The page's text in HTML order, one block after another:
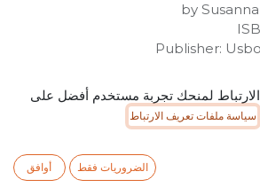
by
Publisher:
Dimensions:
A sparkling re-telling of the
stove, after he was trapped there
But no sooner has she freed
لمنحك تجربة مستخدم أفضل على
سياسة ملفات تعريف الارتباط
الضروريات فقط أوافق